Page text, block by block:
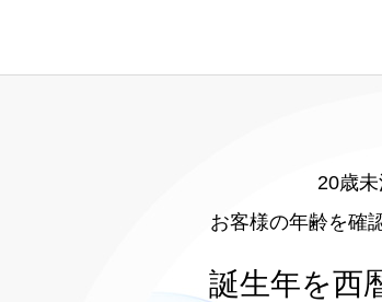
20歳
お客様の年齢を確
誕生年を西